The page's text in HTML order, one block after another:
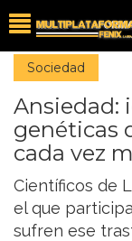
Sociedad
Ansiedad:
genéticas
cada vez
Científicos de
el que
sufren ese